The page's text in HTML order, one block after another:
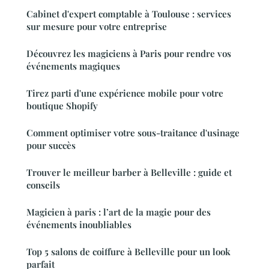
Cabinet d'expert comptable à Toulouse : services
sur mesure pour votre entreprise
Découvrez les magiciens à Paris pour rendre vos
événements magiques
Tirez parti d'une expérience mobile pour votre
boutique Shopify
Comment optimiser votre sous-traitance d'usinage
pour succès
Trouver le meilleur barber à Belleville : guide et
conseils
Magicien à paris : l’art de la magie pour des
événements inoubliables
Top 5 salons de coiffure à Belleville pour un look
parfait